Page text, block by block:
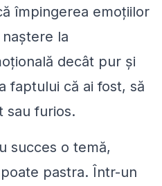
împingerea emoțiilor
la
decât pur și
faptului că ai fost, să
sau furios.
succes o temă,
pastra. Într-un